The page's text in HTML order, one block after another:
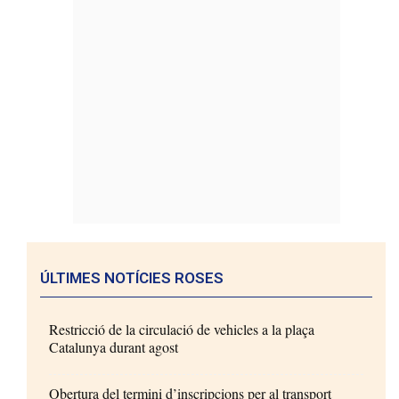
ÚLTIMES NOTÍCIES ROSES
Restricció de la circulació de vehicles a la plaça
Catalunya durant agost
Obertura del termini d’inscripcions per al transport